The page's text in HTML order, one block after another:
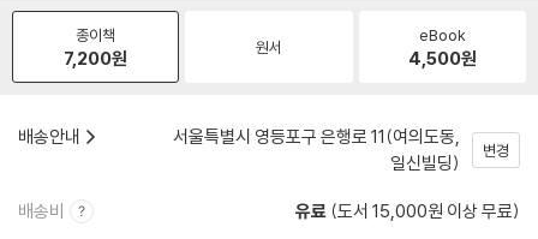
종이책
7,200원 원서
eBook
4,500원
배송안내
서울특별시 영등포구 은행로 11(여의도동,
일신빌딩)
변경
배송비 유료 (도서 15,000원 이상 무료)